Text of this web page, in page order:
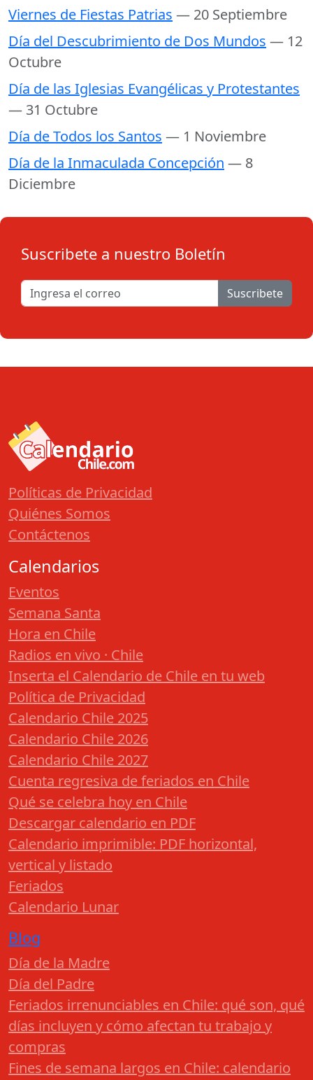
Viernes de Fiestas Patrias — 20 Septiembre
Día del Descubrimiento de Dos Mundos — 12
Octubre
Día de las Iglesias Evangélicas y Protestantes
— 31 Octubre
Día de Todos los Santos — 1 Noviembre
Día de la Inmaculada Concepción — 8
Diciembre
Suscribete a nuestro Boletín
Suscribete
Políticas de Privacidad
Quiénes Somos
Contáctenos
Calendarios
Eventos
Semana Santa
Hora en Chile
Radios en vivo · Chile
Inserta el Calendario de Chile en tu web
Política de Privacidad
Calendario Chile 2025
Calendario Chile 2026
Calendario Chile 2027
Cuenta regresiva de feriados en Chile
Qué se celebra hoy en Chile
Descargar calendario en PDF
Calendario imprimible: PDF horizontal,
vertical y listado
Feriados
Calendario Lunar
Blog
Día de la Madre
Día del Padre
Feriados irrenunciables en Chile: qué son, qué
días incluyen y cómo afectan tu trabajo y
compras
Fines de semana largos en Chile: calendario